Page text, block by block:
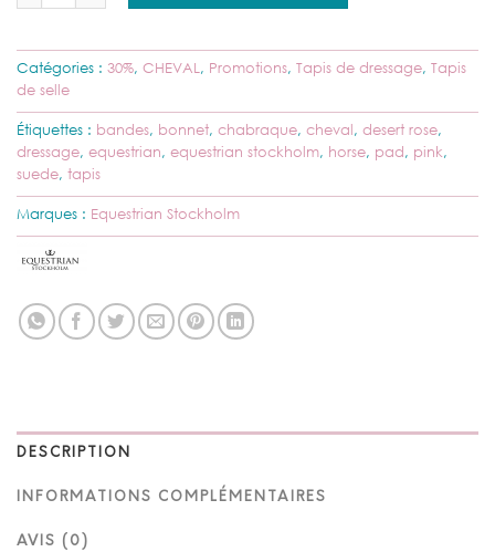
Catégories : 30%, CHEVAL , Promotions, Tapis de dressage, Tapis
de selle
Étiquettes : bandes, bonnet, chabraque, cheval, desert rose,
dressage, equestrian, equestrian stockholm, horse, pad, pink,
suede, tapis
Marques : Equestrian Stockholm
DESCRIPTION
INFORMATIONS COMPLÉMENTAIRES
AVIS (0)